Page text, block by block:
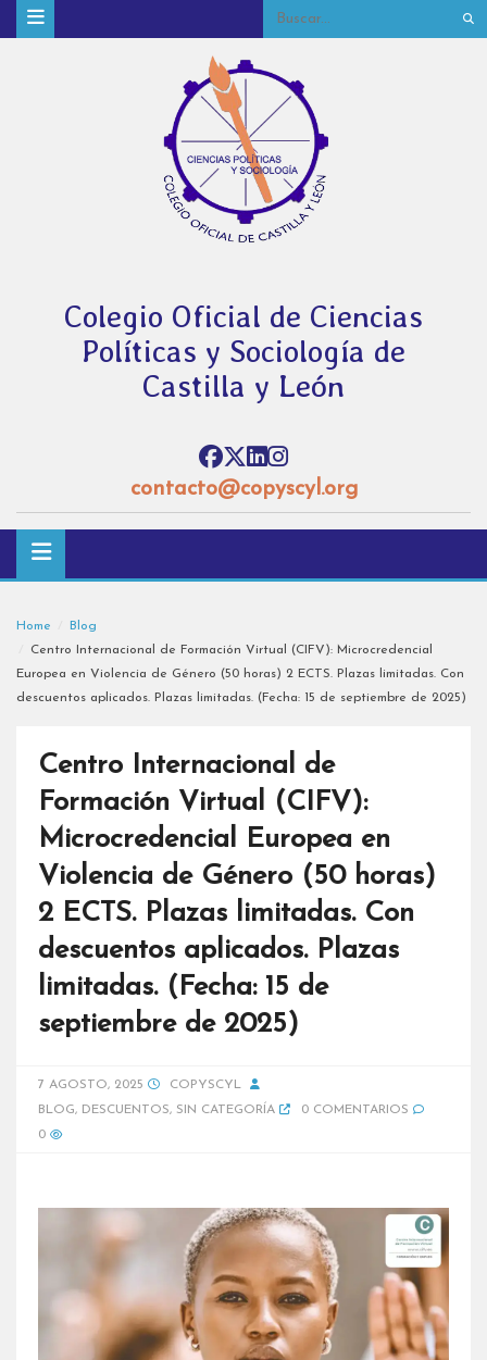
Colegio Oficial de Ciencias
Políticas y Sociología de
Castilla y León
contacto@copyscyl.org
Home
Blog
Centro Internacional de Formación Virtual (CIFV): Microcredencial
Europea en Violencia de Género (50 horas) 2 ECTS. Plazas limitadas. Con
descuentos aplicados. Plazas limitadas. (Fecha: 15 de septiembre de 2025)
Centro Internacional de
Formación Virtual (CIFV):
Microcredencial Europea en
Violencia de Género (50 horas)
2 ECTS. Plazas limitadas. Con
descuentos aplicados. Plazas
limitadas. (Fecha: 15 de
septiembre de 2025)
7 AGOSTO, 2025
COPYSCYL
BLOG, DESCUENTOS, SIN CATEGORÍA
0 COMENTARIOS
0